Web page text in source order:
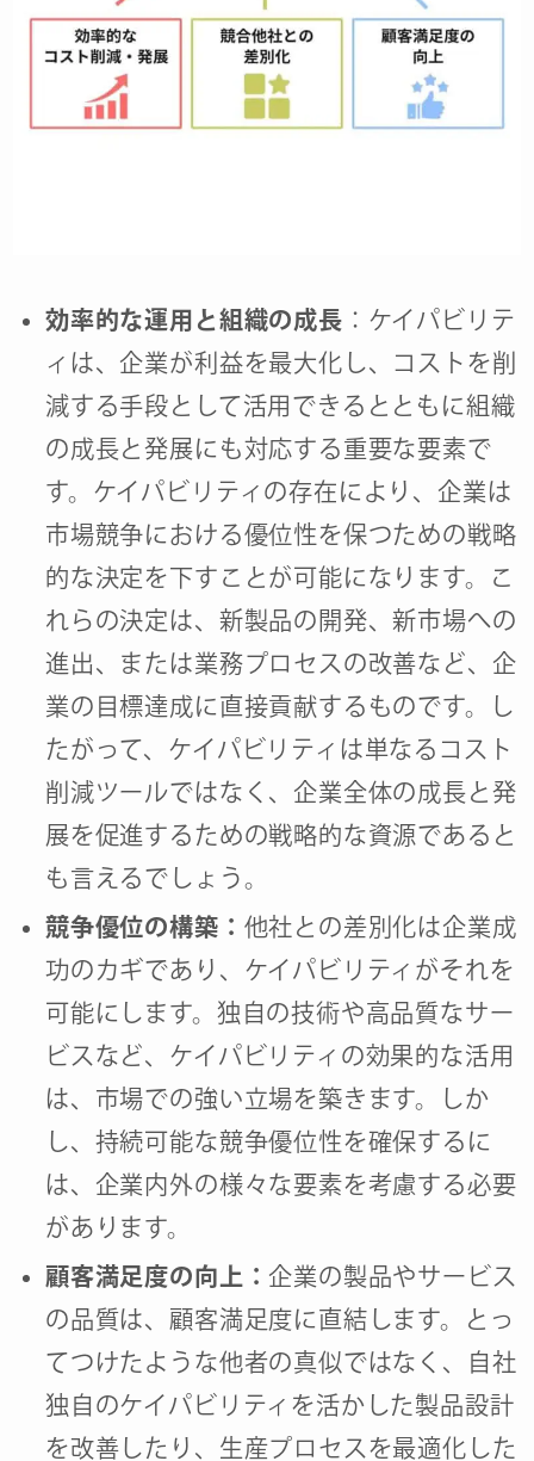
効率的な運用と組織の成長 ：ケイパビリテ
ィは、企業が利益を最大化し、コストを削
減する手段として活用できるとともに組織
の成長と発展にも対応する重要な要素で
す。ケイパビリティの存在により、企業は
市場競争における優位性を保つための戦略
的な決定を下すことが可能になります。こ
れらの決定は、新製品の開発、新市場への
進出、または業務プロセスの改善など、企
業の目標達成に直接貢献するものです。し
たがって、ケイパビリティは単なるコスト
削減ツールではなく、企業全体の成長と発
展を促進するための戦略的な資源であると
も言えるでしょう。
競争優位の構築： 他社との差別化は企業成
功のカギであり、ケイパビリティがそれを
可能にします。独自の技術や高品質なサー
ビスなど、ケイパビリティの効果的な活用
は、市場での強い立場を築きます。しか
し、持続可能な競争優位性を確保するに
は、企業内外の様々な要素を考慮する必要
があります。
顧客満足度の向上： 企業の製品やサービス
の品質は、顧客満足度に直結します。とっ
てつけたような他者の真似ではなく、自社
独自のケイパビリティを活かした製品設計
を改善したり、生産プロセスを最適化した